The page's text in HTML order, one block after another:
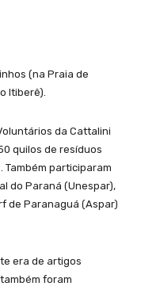
(na Praia de
Itiberê).
da Cattalini
quilos de resíduos
Também participaram
do Paraná (Unespar),
de Paranaguá (Aspar)
era de artigos
foram